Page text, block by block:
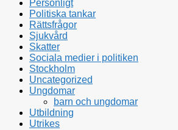
Personligt
Politiska tankar
Rättsfrågor
Sjukvård
Skatter
Sociala medier i politiken
Stockholm
Uncategorized
Ungdomar
barn och ungdomar
Utbildning
Utrikes